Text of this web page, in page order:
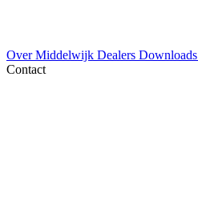
Over Middelwijk Dealers Downloads
Contact